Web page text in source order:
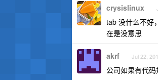
crysislinux
tab 没什么不好
在是没意思
akrf Jul 22,
公司如果有代